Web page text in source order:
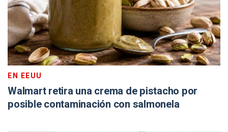
EN EEUU
Walmart retira una crema de pistacho por
posible contaminación con salmonela